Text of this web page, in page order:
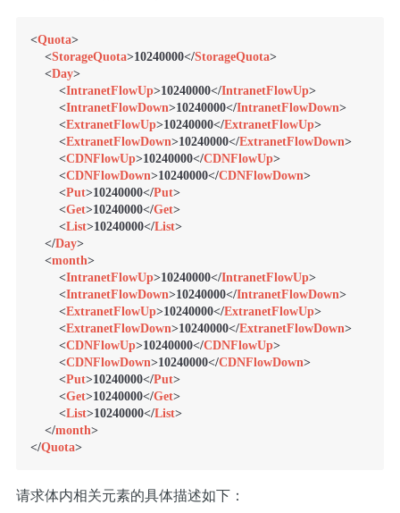
<Quota>
<StorageQuota>10240000</StorageQuota>
<Day>
<IntranetFlowUp>10240000</IntranetFlowUp>
<IntranetFlowDown>10240000</IntranetFlowDown>
<ExtranetFlowUp>10240000</ExtranetFlowUp>
<ExtranetFlowDown>10240000</ExtranetFlowDown>
<CDNFlowUp>10240000</CDNFlowUp>
<CDNFlowDown>10240000</CDNFlowDown>
<Put>10240000</Put>
<Get>10240000</Get>
<List>10240000</List>
</Day>
<month>
<IntranetFlowUp>10240000</IntranetFlowUp>
<IntranetFlowDown>10240000</IntranetFlowDown>
<ExtranetFlowUp>10240000</ExtranetFlowUp>
<ExtranetFlowDown>10240000</ExtranetFlowDown>
<CDNFlowUp>10240000</CDNFlowUp>
<CDNFlowDown>10240000</CDNFlowDown>
<Put>10240000</Put>
<Get>10240000</Get>
<List>10240000</List>
</month>
</Quota>
请求体内相关元素的具体描述如下：